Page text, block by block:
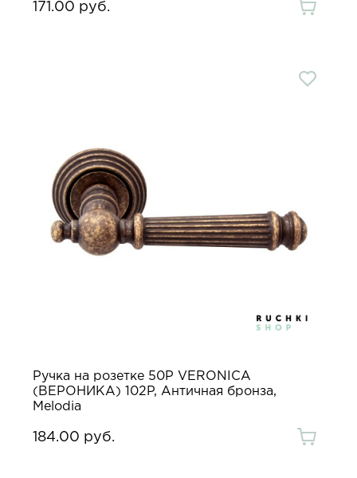
171.00 руб.
Ручка на розетке 50P VERONICA
(ВЕРОНИКА) 102P, Античная бронза,
Melodia
184.00 руб.